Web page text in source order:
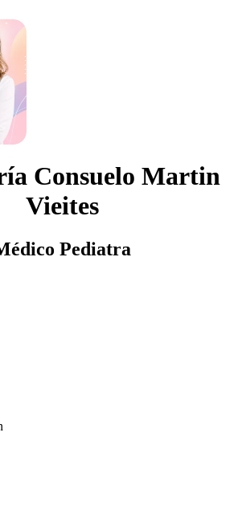
Consuelo Martin
Vieites
Pediatra